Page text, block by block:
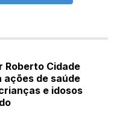
Roberto Cidade
ações de saúde
e idosos